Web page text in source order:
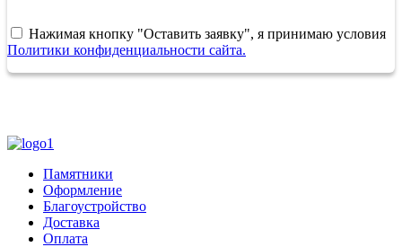
Нажимая кнопку "Оставить заявку", я принимаю условия
Политики конфиденциальности сайта.
Памятники
Оформление
Благоустройство
Доставка
Оплата